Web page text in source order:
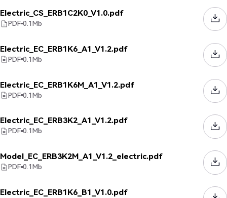
Electric_CS_ERB1C2K0_V1.0.pdf
PDF 0.1Mb
Electric_EC_ERB1K6_A1_V1.2.pdf
PDF 0.1Mb
Electric_EC_ERB1K6M_A1_V1.2.pdf
PDF 0.1Mb
Electric_EC_ERB3K2_A1_V1.2.pdf
PDF 0.1Mb
Model_EC_ERB3K2M_A1_V1.2_electric.pdf
PDF 0.1Mb
Electric_EC_ERB1K6_B1_V1.0.pdf